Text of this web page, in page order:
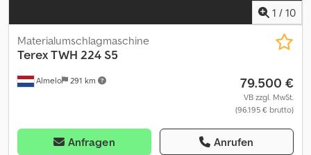
1 / 10
Almelo 291 km
Materialumschlagmaschine
TerexTWH 224 S5
79.500 €
VB zzgl. MwSt.
(96.195 € brutto)
Anfragen Anrufen